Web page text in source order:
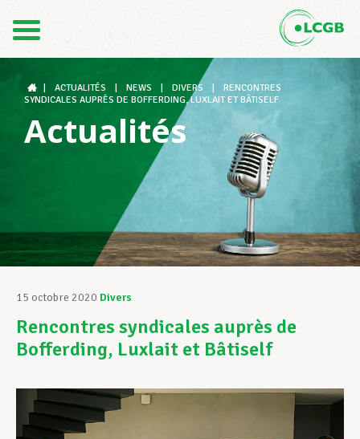
DE
Le LCGB
Structures syndicales
Assistance au Travail
Vos droits
Assistance en vie privée
ACTUALITÉS NEWS DIVERS
RENCONTRES
SYNDICALES AUPRÈS DE BOFFERDING, LUXLAIT ET BÂTISELF
Actualités
15 octobre 2020 Divers
Rencontres syndicales auprès de
Bofferding, Luxlait et Bâtiself